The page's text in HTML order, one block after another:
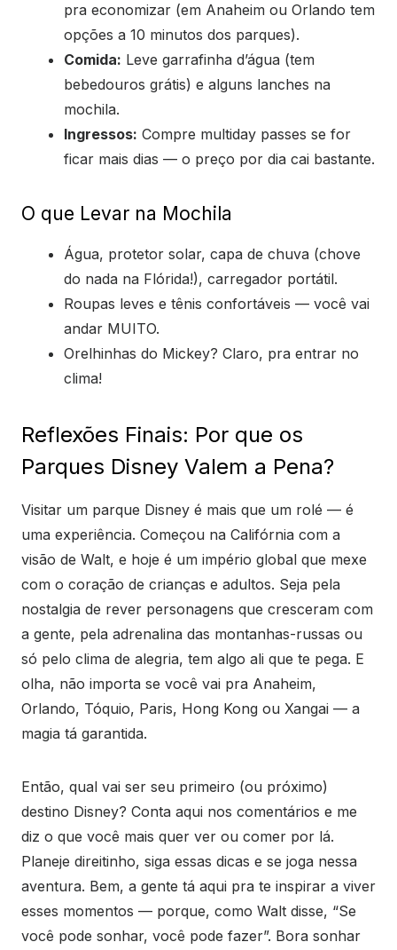
pra economizar (em Anaheim ou Orlando tem
opções a 10 minutos dos parques).
Comida: Leve garrafinha d’água (tem
bebedouros grátis) e alguns lanches na
mochila.
Ingressos: Compre multiday passes se for
ficar mais dias — o preço por dia cai bastante.
O que Levar na Mochila
Água, protetor solar, capa de chuva (chove
do nada na Flórida!), carregador portátil.
Roupas leves e tênis confortáveis — você vai
andar MUITO.
Orelhinhas do Mickey? Claro, pra entrar no
clima!
Reflexões Finais: Por que os
Parques Disney Valem a Pena?
Visitar um parque Disney é mais que um rolé — é
uma experiência. Começou na Califórnia com a
visão de Walt, e hoje é um império global que mexe
com o coração de crianças e adultos. Seja pela
nostalgia de rever personagens que cresceram com
a gente, pela adrenalina das montanhas-russas ou
só pelo clima de alegria, tem algo ali que te pega. E
olha, não importa se você vai pra Anaheim,
Orlando, Tóquio, Paris, Hong Kong ou Xangai — a
magia tá garantida.
Então, qual vai ser seu primeiro (ou próximo)
destino Disney? Conta aqui nos comentários e me
diz o que você mais quer ver ou comer por lá.
Planeje direitinho, siga essas dicas e se joga nessa
aventura. Bem, a gente tá aqui pra te inspirar a viver
esses momentos — porque, como Walt disse, “Se
você pode sonhar, você pode fazer”. Bora sonhar